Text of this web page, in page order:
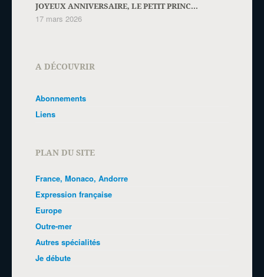
JOYEUX ANNIVERSAIRE, LE PETIT PRINC...
17 mars 2026
A DÉCOUVRIR
Abonnements
Liens
PLAN DU SITE
France, Monaco, Andorre
Expression française
Europe
Outre-mer
Autres spécialités
Je débute